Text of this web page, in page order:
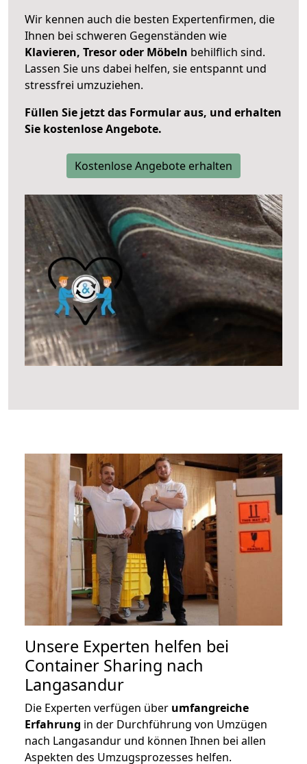
Wir kennen auch die besten Expertenfirmen, die
Ihnen bei schweren Gegenständen wie
Klavieren, Tresor oder Möbeln behilflich sind.
Lassen Sie uns dabei helfen, sie entspannt und
stressfrei umzuziehen.
Füllen Sie jetzt das Formular aus, und erhalten
Sie kostenlose Angebote.
Kostenlose Angebote erhalten
Unsere Experten helfen bei
Container Sharing nach
Langasandur
Die Experten verfügen über umfangreiche
Erfahrung in der Durchführung von Umzügen
nach Langasandur und können Ihnen bei allen
Aspekten des Umzugsprozesses helfen.